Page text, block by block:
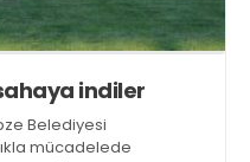
indiler
Belediyesi
mücadelede